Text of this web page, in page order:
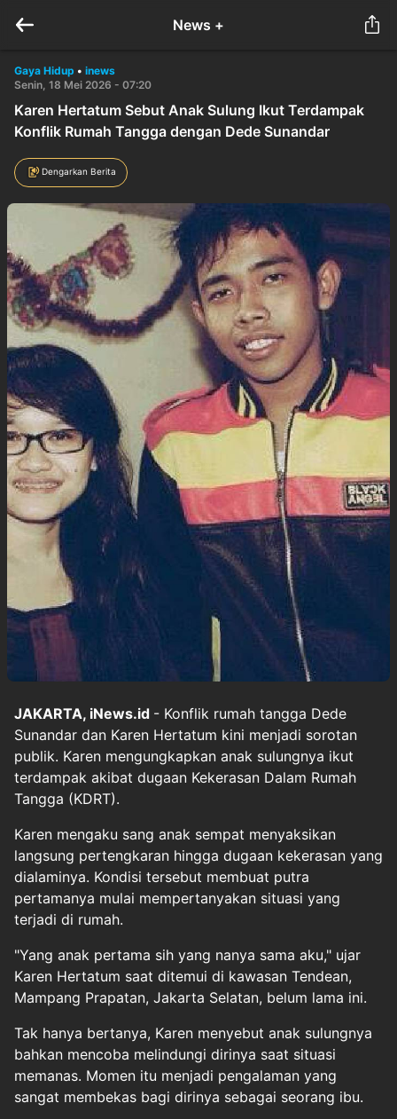
News +
Gaya Hidup • inews
Senin, 18 Mei 2026 - 07:20
Karen Hertatum Sebut Anak Sulung Ikut Terdampak
Konflik Rumah Tangga dengan Dede Sunandar
Dengarkan Berita
JAKARTA, iNews.id - Konflik rumah tangga Dede
Sunandar dan Karen Hertatum kini menjadi sorotan
publik. Karen mengungkapkan anak sulungnya ikut
terdampak akibat dugaan Kekerasan Dalam Rumah
Tangga (KDRT).
Karen mengaku sang anak sempat menyaksikan
langsung pertengkaran hingga dugaan kekerasan yang
dialaminya. Kondisi tersebut membuat putra
pertamanya mulai mempertanyakan situasi yang
terjadi di rumah.
"Yang anak pertama sih yang nanya sama aku," ujar
Karen Hertatum saat ditemui di kawasan Tendean,
Mampang Prapatan, Jakarta Selatan, belum lama ini.
Tak hanya bertanya, Karen menyebut anak sulungnya
bahkan mencoba melindungi dirinya saat situasi
memanas. Momen itu menjadi pengalaman yang
sangat membekas bagi dirinya sebagai seorang ibu.